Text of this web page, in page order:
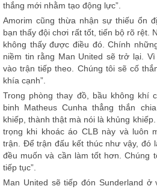
thắng mới nhằm tạo động lực”.
Amorim cũng thừa nhận sự thiếu ổn
bạn thấy đội chơi rất tốt, tiến bộ rõ rệt.
không thấy được điều đó. Chính
niềm tin rằng Man United sẽ trở lại.
vào trận tiếp theo. Chúng tôi sẽ cố
khía cạnh”.
Trong phòng thay đồ, bầu không khí
binh Matheus Cunha thẳng thắn
khiếp, thành thật mà nói là khủng
trọng khi khoác áo CLB này và luôn
trận. Để trận đấu kết thúc như vậy, đó
đều muốn và cần làm tốt hơn. Chúng
tiếp tục”.
Man United sẽ tiếp đón Sunderland